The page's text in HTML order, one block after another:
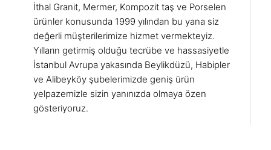
İthal Granit, Mermer, Kompozit taş ve Porselen
ürünler konusunda 1999 yılından bu yana siz
değerli müşterilerimize hizmet vermekteyiz.
Yılların getirmiş olduğu tecrübe ve hassasiyetle
İstanbul Avrupa yakasında Beylikdüzü, Habipler
ve Alibeyköy şubelerimizde geniş ürün
yelpazemizle sizin yanınızda olmaya özen
gösteriyoruz.